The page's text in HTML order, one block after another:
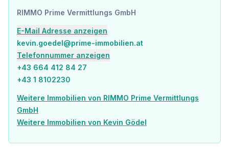
Geldautomat <1.000m
Post <1.500m
Polizei <1.000m
Verkehr
Bus <500m
Straßenbahn <500m
Bahnhof <1.000m
Autobahnanschluss <2.500m
RIMMO Prime Vermittlungs GmbH
E-Mail Adresse anzeigen
kevin.goedel@prime-immobilien.at
Telefonnummer anzeigen
+43 664 412 84 27
+43 1 8102230
Weitere Immobilien von RIMMO Prime Vermittlungs
GmbH
Weitere Immobilien von Kevin Gödel